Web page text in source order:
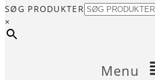
SØG PRODUKTER
×
Menu